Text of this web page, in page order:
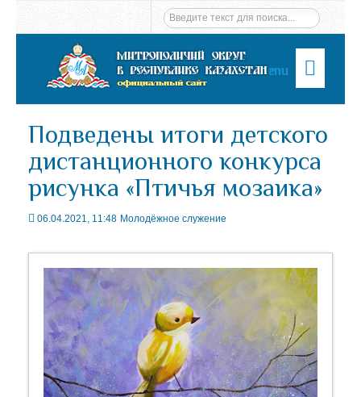
Menu
Подведены итоги детского
дистанционного конкурса
рисунка «Птичья мозаика»
06.04.2021, 11:48 Молодёжное служение